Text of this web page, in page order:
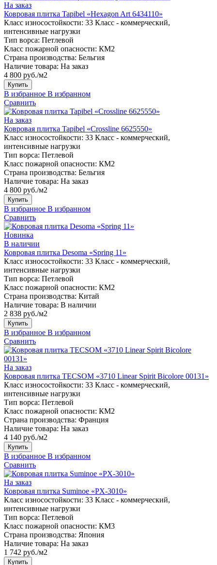
На заказ
Ковровая плитка Tapibel «Hexagon Art 6434110»
Класс износостойкости: 33 Класс - коммерческий,
интенсивные нагрузки
Тип ворса: Петлевой
Класс пожарной опасности: КМ2
Страна производства: Бельгия
Наличие товара: На заказ
4 800 руб./м2
Купить
В избранное В избранном
Сравнить
На заказ
Ковровая плитка Tapibel «Crossline 6625550»
Класс износостойкости: 33 Класс - коммерческий,
интенсивные нагрузки
Тип ворса: Петлевой
Класс пожарной опасности: КМ2
Страна производства: Бельгия
Наличие товара: На заказ
4 800 руб./м2
Купить
В избранное В избранном
Сравнить
Новинка
В наличии
Ковровая плитка Desoma «Spring 11»
Класс износостойкости: 33 Класс - коммерческий,
интенсивные нагрузки
Тип ворса: Петлевой
Класс пожарной опасности: КМ2
Страна производства: Китай
Наличие товара: В наличии
2 838 руб./м2
Купить
В избранное В избранном
Сравнить
На заказ
Ковровая плитка TECSOM «3710 Linear Spirit Bicolore 00131»
Класс износостойкости: 33 Класс - коммерческий,
интенсивные нагрузки
Тип ворса: Петлевой
Класс пожарной опасности: КМ2
Страна производства: Франция
Наличие товара: На заказ
4 140 руб./м2
Купить
В избранное В избранном
Сравнить
На заказ
Ковровая плитка Suminoe «PX-3010»
Класс износостойкости: 33 Класс - коммерческий,
интенсивные нагрузки
Тип ворса: Петлевой
Класс пожарной опасности: КМ3
Страна производства: Япония
Наличие товара: На заказ
1 742 руб./м2
Купить